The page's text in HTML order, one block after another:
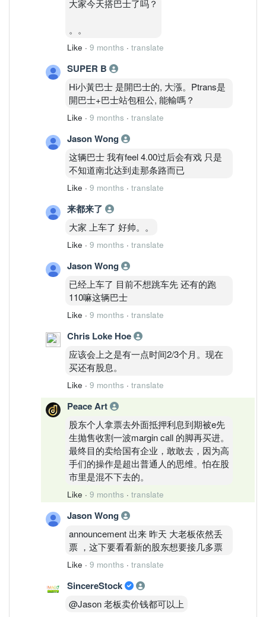
大家今天搭巴士了吗？
。。
Like · 9 months · translate
SUPER B
Hi小黃巴士 是開巴士的, 大漲。Ptrans是
開巴士+巴士站包租公, 能輸嗎？
Like · 9 months · translate
Jason Wong
这辆巴士 我有feel 4.00过后会有戏 只是
不知道南北达到走那条路而已
Like · 9 months · translate
来都来了
大家 上车了 好帅。。
Like · 9 months · translate
Jason Wong
已经上车了 目前不想跳车先 还有的跑
110嘛这辆巴士
Like · 9 months · translate
Chris Loke Hoe
应该会上之是有一点时间2/3个月。现在
买还有股息。
Like · 9 months · translate
Peace Art
股东个人拿票去外面抵押利息到期被e先
生抛售收割一波margin call 的脚再买进。
最终目的卖给国有企业，敢敢去，因为高
手们的操作是超出普通人的思维。怕在股
市里是混不下去的。
Like · 9 months · translate
Jason Wong
announcement 出来 昨天 大老板依然丢
票 ，这下要看看新的股东想要接几多票
Like · 9 months · translate
SincereStock
@Jason 老板卖价钱都可以上